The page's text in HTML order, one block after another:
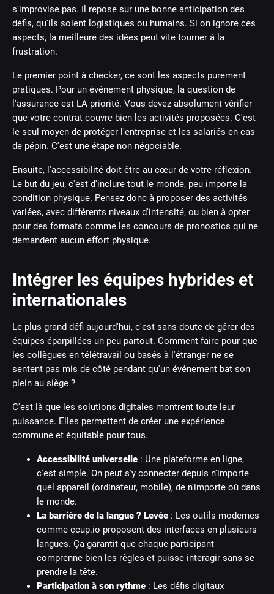
s'improvise pas. Il repose sur une bonne anticipation des
défis, qu'ils soient logistiques ou humains. Si on ignore ces
aspects, la meilleure des idées peut vite tourner à la
frustration.
Le premier point à checker, ce sont les aspects purement
pratiques. Pour un événement physique, la question de
l'assurance est LA priorité. Vous devez absolument vérifier
que votre contrat couvre bien les activités proposées. C'est
le seul moyen de protéger l'entreprise et les salariés en cas
de pépin. C'est une étape non négociable.
Ensuite, l'accessibilité doit être au cœur de votre réflexion.
Le but du jeu, c'est d'inclure tout le monde, peu importe la
condition physique. Pensez donc à proposer des activités
variées, avec différents niveaux d'intensité, ou bien à opter
pour des formats comme les concours de pronostics qui ne
demandent aucun effort physique.
Intégrer les équipes hybrides et
internationales
Le plus grand défi aujourd'hui, c'est sans doute de gérer des
équipes éparpillées un peu partout. Comment faire pour que
les collègues en télétravail ou basés à l'étranger ne se
sentent pas mis de côté pendant qu'un événement bat son
plein au siège ?
C'est là que les solutions digitales montrent toute leur
puissance. Elles permettent de créer une expérience
commune et équitable pour tous.
Accessibilité universelle : Une plateforme en ligne,
c'est simple. On peut s'y connecter depuis n'importe
quel appareil (ordinateur, mobile), de n'importe où dans
le monde.
La barrière de la langue ? Levée : Les outils modernes
comme ccup.io proposent des interfaces en plusieurs
langues. Ça garantit que chaque participant
comprenne bien les règles et puisse interagir sans se
prendre la tête.
Participation à son rythme : Les défis digitaux